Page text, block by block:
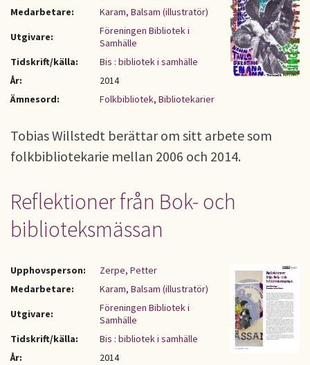
KONTAKT
Medarbetare:
Karam, Balsam (illustratör)
Utgivare:
Föreningen Bibliotek i
Samhälle
Tidskrift/källa:
Bis : bibliotek i samhälle
År:
2014
Ämnesord:
Folkbibliotek, Bibliotekarier
Tobias Willstedt berättar om sitt arbete som
folkbibliotekarie mellan 2006 och 2014.
Reflektioner från Bok- och
biblioteksmässan
Upphovsperson:
Zerpe, Petter
Medarbetare:
Karam, Balsam (illustratör)
Utgivare:
Föreningen Bibliotek i
Samhälle
Tidskrift/källa:
Bis : bibliotek i samhälle
År:
2014